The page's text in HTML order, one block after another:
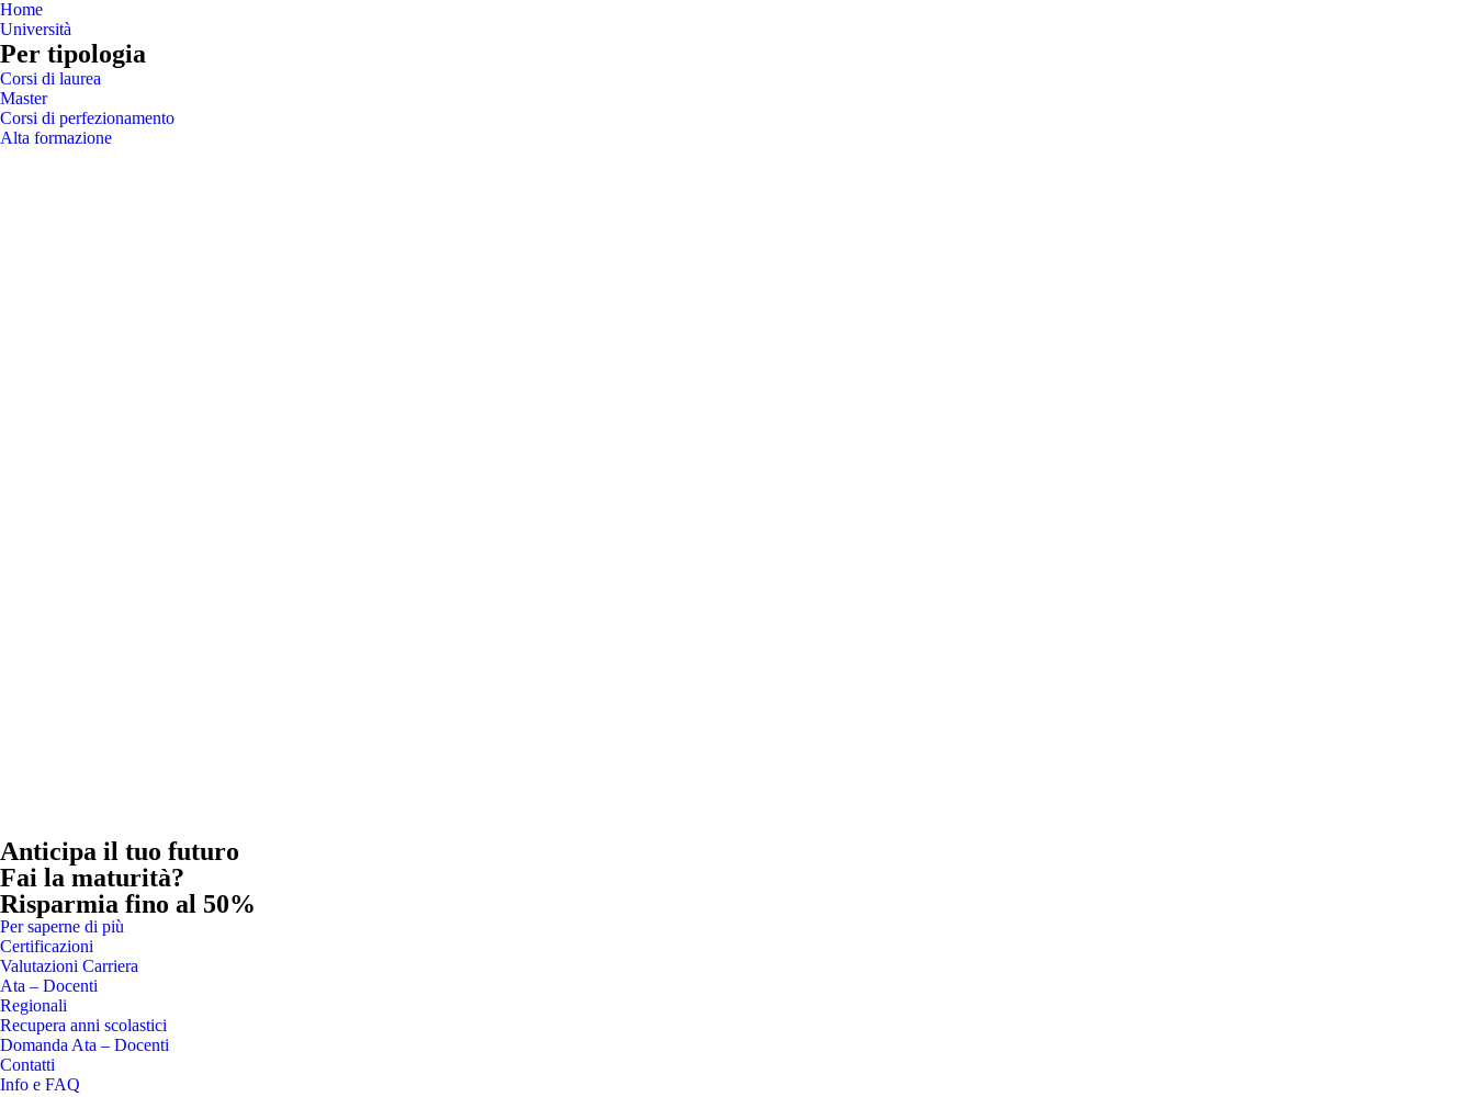
Home
Università
Per tipologia
Corsi di laurea
Master
Corsi di perfezionamento
Alta formazione
Anticipa il tuo futuro
Fai la maturità?
Risparmia fino al 50%
Per saperne di più
Certificazioni
Valutazioni Carriera
Ata – Docenti
Regionali
Recupera anni scolastici
Domanda Ata – Docenti
Contatti
Info e FAQ